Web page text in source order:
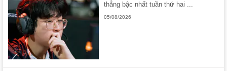
thẳng bậc nhất tuần thứ hai ...
05/08/2026